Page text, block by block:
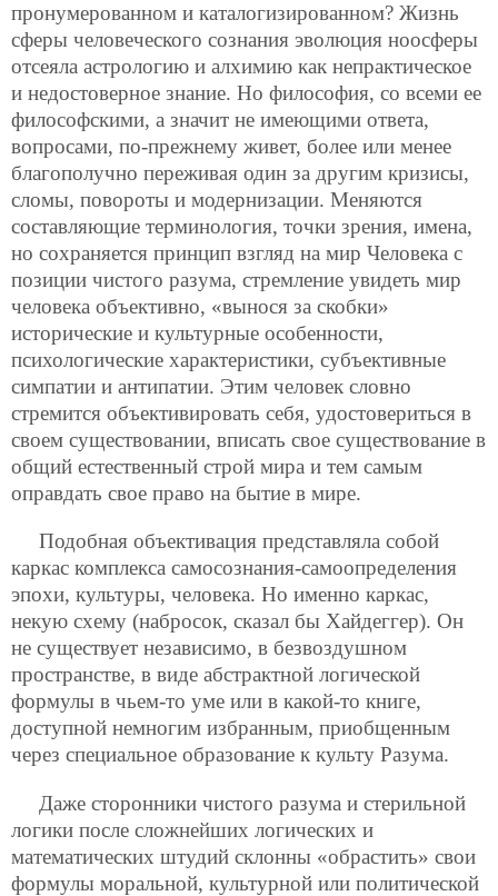
пронумерованном и каталогизированном? Жизнь
сферы человеческого сознания эволюция ноосферы
отсеяла астрологию и алхимию как непрактическое
и недостоверное знание. Но философия, со всеми ее
философскими, а значит не имеющими ответа,
вопросами, по-прежнему живет, более или менее
благополучно переживая один за другим кризисы,
сломы, повороты и модернизации. Меняются
составляющие терминология, точки зрения, имена,
но сохраняется принцип взгляд на мир Человека с
позиции чистого разума, стремление увидеть мир
человека объективно, «вынося за скобки»
исторические и культурные особенности,
психологические характеристики, субъективные
симпатии и антипатии. Этим человек словно
стремится объективировать себя, удостовериться в
своем существовании, вписать свое существование в
общий естественный строй мира и тем самым
оправдать свое право на бытие в мире.
Подобная объективация представляла собой
каркас комплекса самосознания-самоопределения
эпохи, культуры, человека. Но именно каркас,
некую схему (набросок, сказал бы Хайдеггер). Он
не существует независимо, в безвоздушном
пространстве, в виде абстрактной логической
формулы в чьем-то уме или в какой-то книге,
доступной немногим избранным, приобщенным
через специальное образование к культу Разума.
Даже сторонники чистого разума и стерильной
логики после сложнейших логических и
математических штудий склонны «обрастить» свои
формулы моральной, культурной или политической